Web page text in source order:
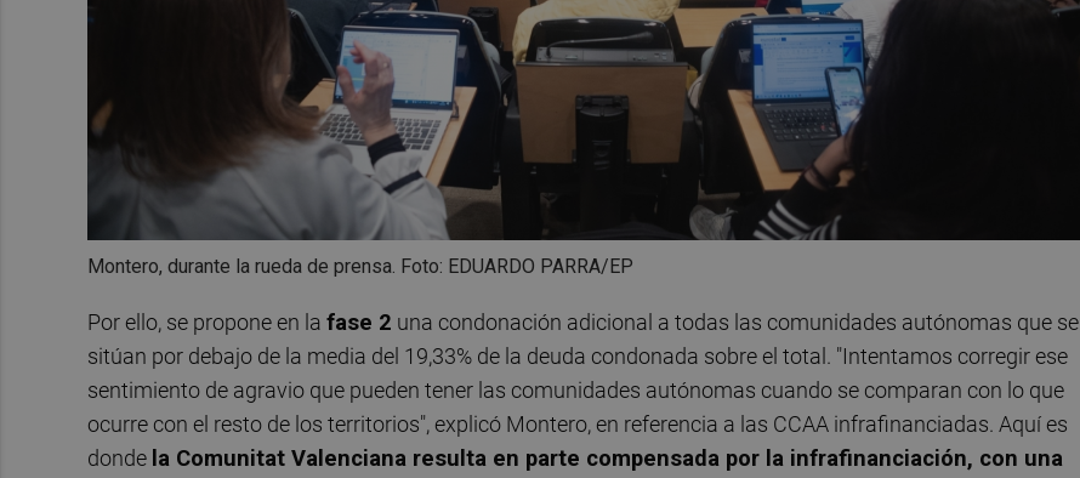
Montero, durante la rueda de prensa. Foto: EDUARDO PARRA/EP
Por ello, se propone en la fase 2 una condonación adicional a todas las comunidades autónomas que se
sitúan por debajo de la media del 19,33% de la deuda condonada sobre el total. "Intentamos corregir ese
sentimiento de agravio que pueden tener las comunidades autónomas cuando se comparan con lo que
ocurre con el resto de los territorios", explicó Montero, en referencia a las CCAA infrafinanciadas. Aquí es
donde la Comunitat Valenciana resulta en parte compensada por la infrafinanciación, con una